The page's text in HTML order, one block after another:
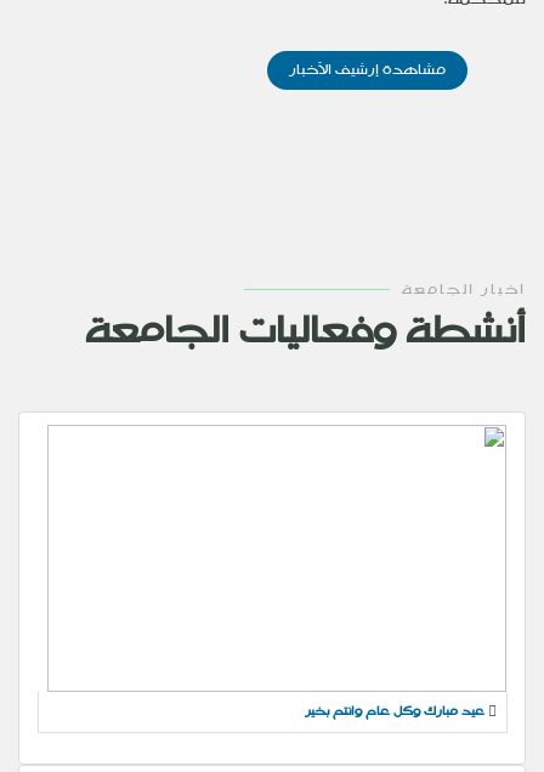
مشاهدة إرشيف الأخبار
اخبار الجامعة
أنشطة وفعاليات الجامعة
عيد مبارك وكل عام وانتم بخير